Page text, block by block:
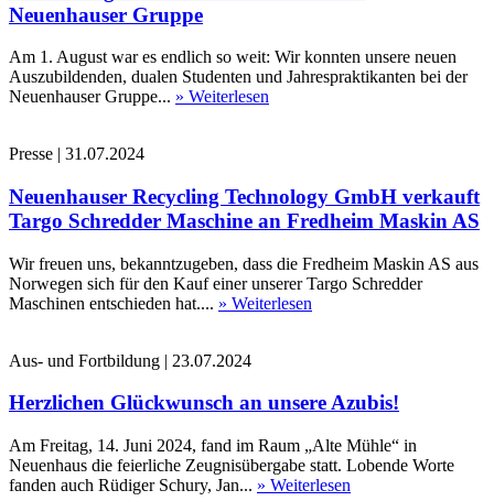
Neuenhauser Gruppe
Am 1. August war es endlich so weit: Wir konnten unsere neuen
Auszubildenden, dualen Studenten und Jahrespraktikanten bei der
Neuenhauser Gruppe... » Weiterlesen
Presse | 31.07.2024
Neuenhauser Recycling Technology GmbH verkauft
Targo Schredder Maschine an Fredheim Maskin AS
Wir freuen uns, bekanntzugeben, dass die Fredheim Maskin AS aus
Norwegen sich für den Kauf einer unserer Targo Schredder
Maschinen entschieden hat.... » Weiterlesen
Aus- und Fortbildung | 23.07.2024
Herzlichen Glückwunsch an unsere Azubis!
Am Freitag, 14. Juni 2024, fand im Raum „Alte Mühle“ in
Neuenhaus die feierliche Zeugnisübergabe statt. Lobende Worte
fanden auch Rüdiger Schury, Jan... » Weiterlesen